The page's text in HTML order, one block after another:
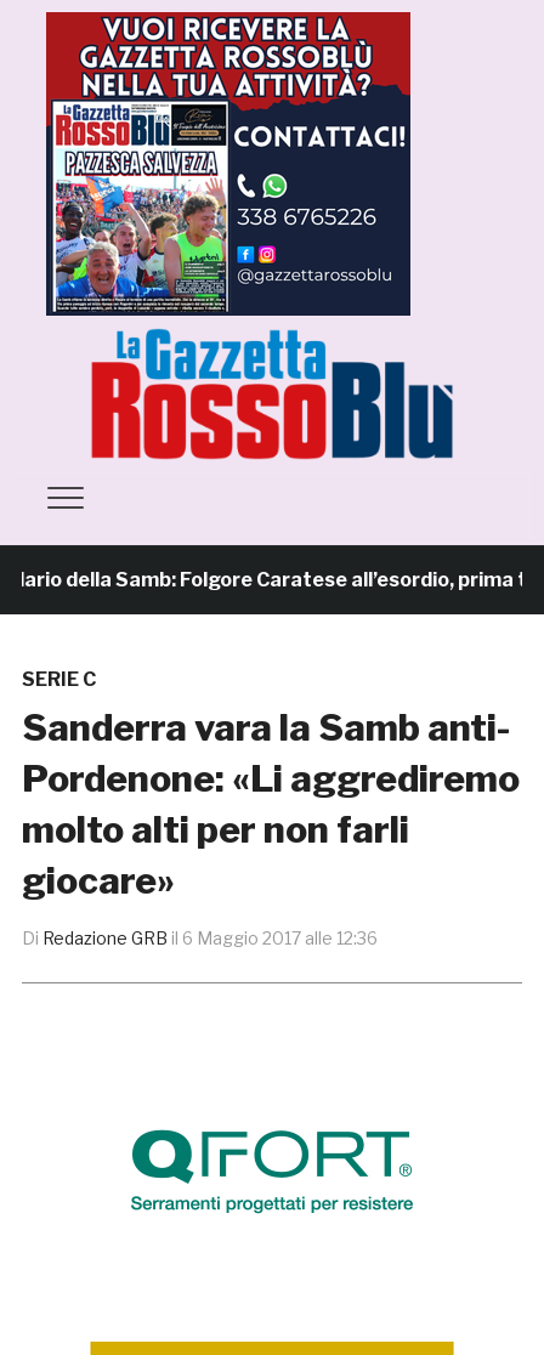
della Samb: Folgore Caratese all’esordio, prima
SERIE C
Sanderra vara la Samb anti-
Pordenone: «Li aggrediremo
molto alti per non farli
giocare»
Di Redazione GRB il 6 Maggio 2017 alle 12:36